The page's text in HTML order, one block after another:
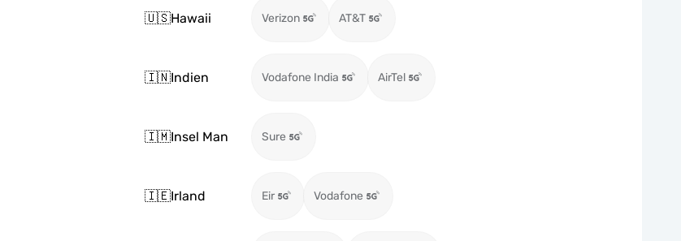
🇺🇸Hawaii Verizon AT&T
🇮🇳Indien Vodafone India AirTel
🇮🇲Insel Man Sure
🇮🇪Irland Eir Vodafone